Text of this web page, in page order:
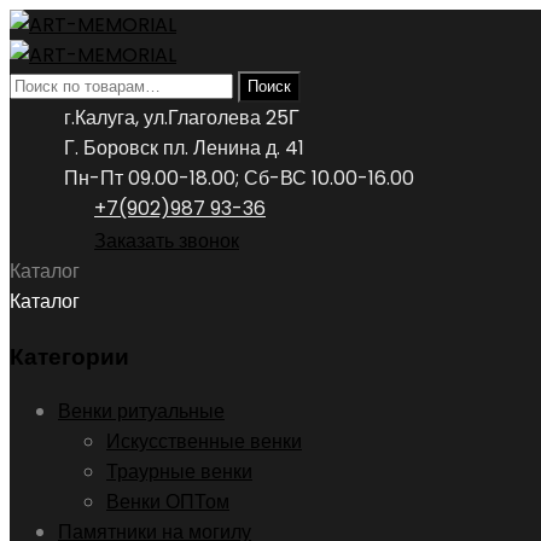
Искать: Поиск
г.Калуга, ул.Глаголева 25Г
Г. Боровск пл. Ленина д. 41
Пн-Пт 09.00-18.00; Сб-ВС 10.00-16.00
+7(902)987 93-36
Заказать звонок
Каталог
Каталог
Категории
Венки ритуальные
Искусственные венки
Траурные венки
Венки ОПТом
Памятники на могилу